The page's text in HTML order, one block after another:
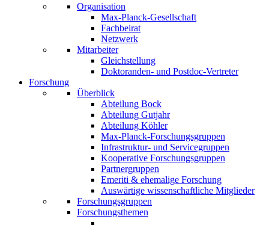
Organisation
Max-Planck-Gesellschaft
Fachbeirat
Netzwerk
Mitarbeiter
Gleichstellung
Doktoranden- und Postdoc-Vertreter
Forschung
Überblick
Abteilung Bock
Abteilung Gutjahr
Abteilung Köhler
Max-Planck-Forschungsgruppen
Infrastruktur- und Servicegruppen
Kooperative Forschungsgruppen
Partnergruppen
Emeriti & ehemalige Forschung
Auswärtige wissenschaftliche Mitglieder
Forschungsgruppen
Forschungsthemen